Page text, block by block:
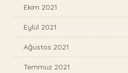
Ekim 2021
Eylül 2021
Ağustos 2021
Temmuz 2021